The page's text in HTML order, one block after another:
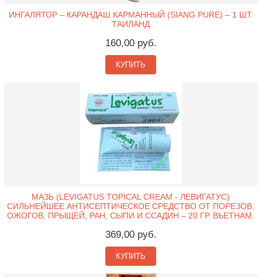
ИНГАЛЯТОР – КАРАНДАШ КАРМАННЫЙ (SIANG PURE) – 1 ШТ.
ТАИЛАНД
160,00 руб.
КУПИТЬ
МАЗЬ (LEVIGATUS TOPICAL CREAM - ЛЕВИГАТУС)
СИЛЬНЕЙШЕЕ АНТИСЕПТИЧЕСКОЕ СРЕДСТВО ОТ ПОРЕЗОВ,
ОЖОГОВ, ПРЫЩЕЙ, РАН, СЫПИ И ССАДИН – 20 ГР. ВЬЕТНАМ.
369,00 руб.
КУПИТЬ